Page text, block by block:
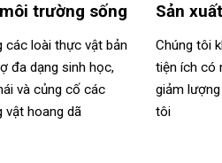
trường sống
các loài thực vật bản
đa dạng sinh học,
và củng cố các
vật hoang dã
Sản
Chúng tôi
tiện ích có
giảm
tôi